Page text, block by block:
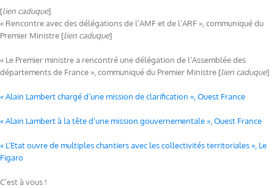
[lien caduque]
« Rencontre avec des délégations de l’AMF et de l’ARF », communiqué du
Premier Ministre [lien caduque]
« Le Premier ministre a rencontré une délégation de l’Assemblée des
départements de France », communiqué du Premier Ministre [lien caduque]
« Alain Lambert chargé d’une mission de clarification », Ouest France
« Alain Lambert à la tête d’une mission gouvernementale », Ouest France
« L’Etat ouvre de multiples chantiers avec les collectivités territoriales », Le
Figaro
C’est à vous !